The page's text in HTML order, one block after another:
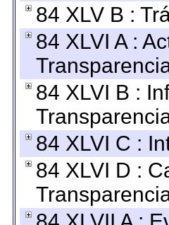
84 XLV B :
84 XLVI A :
84 XLVI B :
84 XLVI C :
84 XLVI D :